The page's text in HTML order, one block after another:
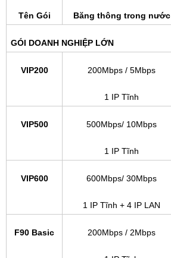
Tên Gói Băng thông trong nước
GÓI DOANH NGHIỆP LỚN
VIP200 200Mbps / 5Mbps
1 IP Tĩnh
VIP500 500Mbps/ 10Mbps
1 IP Tĩnh
VIP600 600Mbps/ 30Mbps
1 IP Tĩnh + 4 IP LAN
F90 Basic 200Mbps / 2Mbps